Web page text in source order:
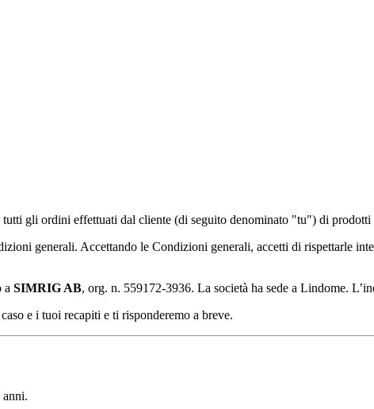
gli ordini effettuati dal cliente (di seguito denominato "tu") di prodotti
generali. Accettando le Condizioni generali, accetti di rispettarle
a SIMRIG AB, org. n. 559172-3936. La società ha sede a Lindome.
e i tuoi recapiti e ti risponderemo a breve.